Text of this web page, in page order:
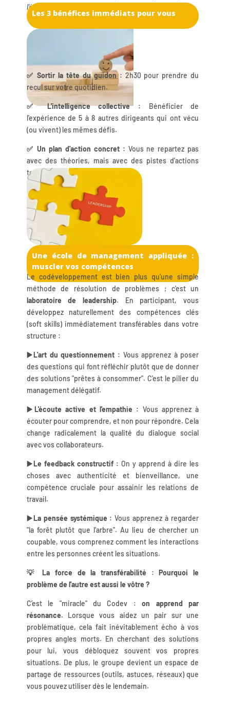
l'épuisement, comment retrouver du souffle ? »
Les 3 bénéfices immédiats pour vous
✅ Sortir la tête du guidon : 2h30 pour prendre du
recul sur votre quotidien.
✅ L'intelligence collective : Bénéficier de
l'expérience de 5 à 8 autres dirigeants qui ont vécu
(ou vivent) les mêmes défis.
✅ Un plan d'action concret : Vous ne repartez pas
avec des théories, mais avec des pistes d'actions
testées et validées par le groupe.
Une école de management appliquée :
muscler vos compétences
Le codéveloppement est bien plus qu'une simple
méthode de résolution de problèmes ; c'est un
laboratoire de leadership. En participant, vous
développez naturellement des compétences clés
(soft skills) immédiatement transférables dans votre
structure :
▶️L'art du questionnement : Vous apprenez à poser
des questions qui font réfléchir plutôt que de donner
des solutions "prêtes à consommer". C'est le pilier du
management délégatif.
▶️L'écoute active et l'empathie : Vous apprenez à
écouter pour comprendre, et non pour répondre. Cela
change radicalement la qualité du dialogue social
avec vos collaborateurs.
▶️Le feedback constructif : On y apprend à dire les
choses avec authenticité et bienveillance, une
compétence cruciale pour assainir les relations de
travail.
▶️La pensée systémique : Vous apprenez à regarder
"la forêt plutôt que l'arbre". Au lieu de chercher un
coupable, vous comprenez comment les interactions
entre les personnes créent les situations.
💡 La force de la transférabilité : Pourquoi le
problème de l'autre est aussi le vôtre ?
C’est le "miracle" du Codev :on apprend par
résonance. Lorsque vous aidez un pair sur une
problématique, cela fait inévitablement écho à vos
propres angles morts. En cherchant des solutions
pour lui, vous débloquez souvent vos propres
situations. De plus, le groupe devient un espace de
partage de ressources (outils, astuces, réseaux) que
vous pouvez utiliser dès le lendemain.